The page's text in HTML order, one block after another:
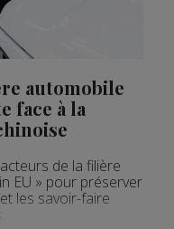
automobile
face à la
de la filière
EU » pour préserver
les savoir-faire